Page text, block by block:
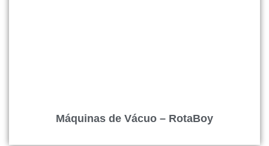
Máquinas de Vácuo – RotaBoy